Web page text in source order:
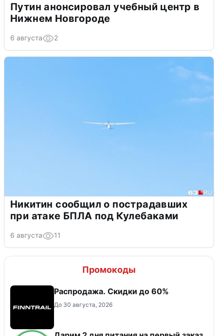
Путин анонсировал учебный центр в
Нижнем Новгороде
6 августа 2
Никитин сообщил о пострадавших
при атаке БПЛА под Кулебаками
6 августа 11
Промокоды
Распродажа. Скидки до 60%
До 30 августа, 2026